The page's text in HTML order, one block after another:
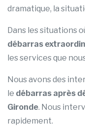
dramatique, la
Dans les situations
débarras
les services que
Nous avons des
le débarras après
Gironde. Nous
rapidement.